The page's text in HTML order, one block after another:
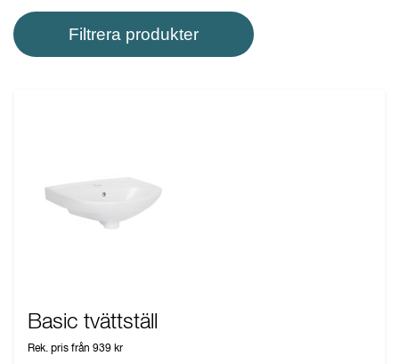
InspirationFiltrera produkter
Basic tvättställ
Rek. pris från 939 kr